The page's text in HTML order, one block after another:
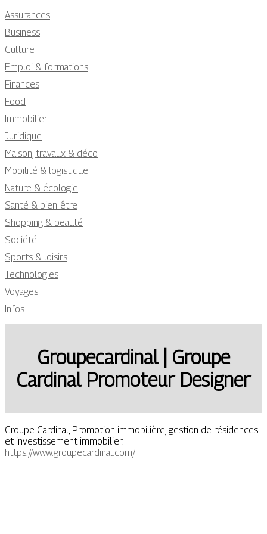
Assurances
Business
Culture
Emploi & formations
Finances
Food
Immobilier
Juridique
Maison, travaux & déco
Mobilité & logistique
Nature & écologie
Santé & bien-être
Shopping & beauté
Société
Sports & loisirs
Technologies
Voyages
Infos
Groupecardinal | Groupe
Cardinal Promoteur Designer
Groupe Cardinal, Promotion immobilière, gestion de résidences
et investissement immobilier.
https://www.groupecardinal.com/